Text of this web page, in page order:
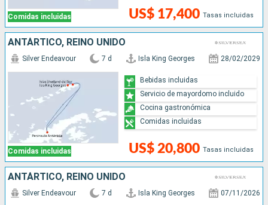
Comidas incluidas US$ 17,400 Tasas incluidas
ANTÁRTICO, REINO UNIDO
Comidas incluidas
Silver Endeavour 7 d Isla King Georges 28/02/2029
US$ 20,800 Tasas incluidas
Bebidas incluidas
Servicio de mayordomo incluido
Cocina gastronómica
Comidas incluidas
ANTÁRTICO, REINO UNIDO
Silver Endeavour 7 d Isla King Georges 07/11/2026